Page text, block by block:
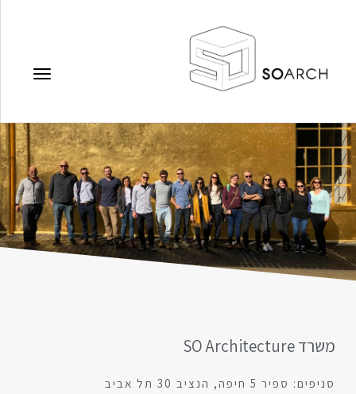
תפריט
משרד SO Architecture
סניפים: ספיר 5 חיפה, הנציב 30 תל אביב